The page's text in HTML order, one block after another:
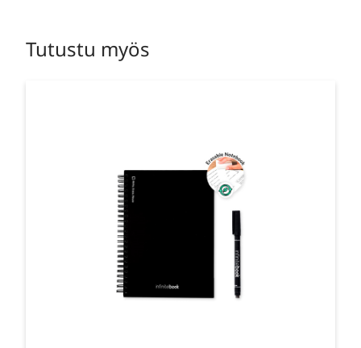
Tutustu myös